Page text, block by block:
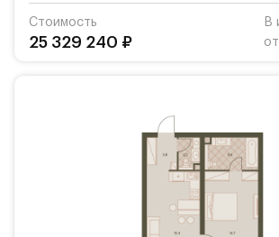
Стоимость
25 329 240 ₽
В